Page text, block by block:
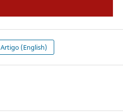
Artigo (English)